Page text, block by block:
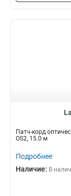
Патч-корд
OS2, 15.0 м
Подробнее
Наличие: В